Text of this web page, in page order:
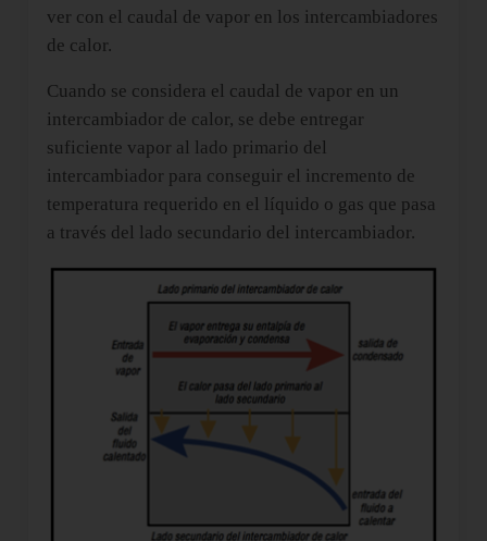
ver con el caudal de vapor en los intercambiadores
de calor.
Cuando se considera el caudal de vapor en un
intercambiador de calor, se debe entregar
suficiente vapor al lado primario del
intercambiador para conseguir el incremento de
temperatura requerido en el líquido o gas que pasa
a través del lado secundario del intercambiador.